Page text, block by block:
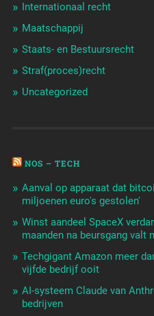
Internationaal recht
Maatschappij
Staats- en Bestuursrecht
Straf(proces)recht
Uncategorized
NOS – TECH
Aanval op apparaat dat
miljoenen euro's gestolen'
Winst aandeel SpaceX
maanden na beursgang valt
Techgigant Amazon meer
vijfde bedrijf ooit
AI-systeem Claude van
bedrijven